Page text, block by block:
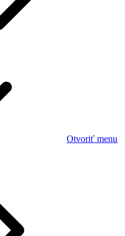
Otvoriť menu